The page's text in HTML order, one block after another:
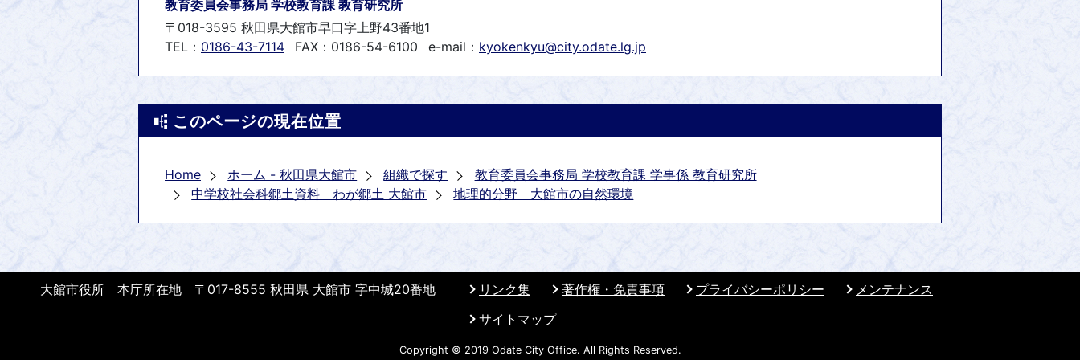
教育委員会事務局 学校教育課 教育研究所
〒018-3595 秋田県大館市早口字上野43番地1
TEL： 0186-43-7114 FAX：0186-54-6100 e-mail： kyokenkyu@city.odate.lg.jp
このページの現在位置
Home ホーム - 秋田県大館市 組織で探す
教育委員会事務局 学校教育課 学事係 教育研究所
中学校社会科郷土資料 わが郷土 大館市
地理的分野 大館市の自然環境
リンク集 著作権・免責事項 プライバシーポリシー
メンテナンス
サイトマップ
大館市役所 本庁所在地 〒017-8555 秋田県 大館市 字中城20番地
Copyright © 2019 Odate City Office. All Rights Reserved.